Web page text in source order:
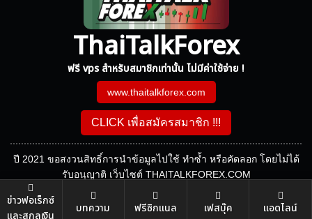
ThaiTalkForex
ฟรี vps สำหรับสมาชิกเท่านั้น ไม่มีค่าใช้จ่าย !
www.thaitalkforex.com
CLICK เพื่อสมัครสมาชิก !!!
ปี 2021 ขอสงวนสิทธิ์การนำข้อมูลไปใช้ ทำซ้ำ หรือคัดลอก โดยไม่ได้
รับอนุญาติ เว็บไซต์ THAITALKFOREX.COM
ข่าวฟอเร็กซ์
และสกุลเงิน
บทความ ฟรีซิกแนล เฟสบุ๊ค แอดไลน์